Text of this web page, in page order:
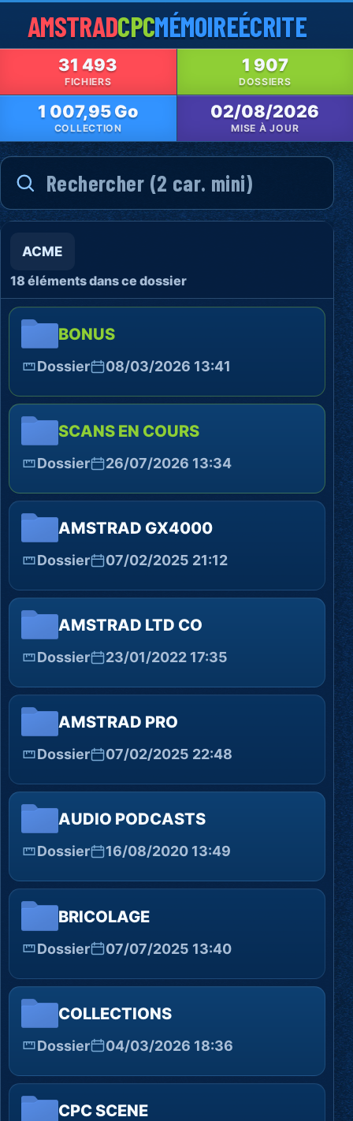
AMSTRADCPCMÉMOIREÉCRITE
31 493
FICHIERS
1 907
DOSSIERS
1 007,95 Go
COLLECTION
02/08/2026
MISE À JOUR
ACME
18 éléments dans ce dossier
BONUS
Dossier 08/03/2026 13:41
SCANS EN COURS
Dossier 26/07/2026 13:34
AMSTRAD GX4000
Dossier 07/02/2025 21:12
AMSTRAD LTD CO
Dossier 23/01/2022 17:35
AMSTRAD PRO
Dossier 07/02/2025 22:48
AUDIO PODCASTS
Dossier 16/08/2020 13:49
BRICOLAGE
Dossier 07/07/2025 13:40
COLLECTIONS
Dossier 04/03/2026 18:36
CPC SCENE